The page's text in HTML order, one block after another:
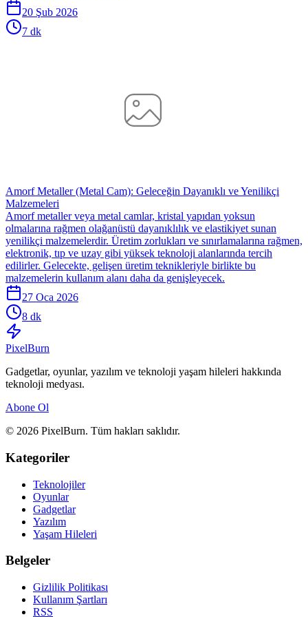
20 Şub 2026
7 dk
Amorf Metaller (Metal Cam): Geleceğin Dayanıklı ve Yenilikçi
Malzemeleri
Amorf metaller veya metal camlar, kristal yapıdan yoksun
olmalarına rağmen olağanüstü dayanıklılık ve elastikiyet sunan
yenilikçi malzemelerdir. Üretim zorlukları ve sınırlamalarına rağmen,
elektronik, tıp ve uzay gibi yüksek teknoloji alanlarında tercih
edilirler. Gelecekte, gelişen üretim teknikleriyle birlikte bu
malzemelerin kullanım alanı daha da genişleyecek.
27 Oca 2026
8 dk
PixelBurn
Gadgetlar, oyunlar, yazılım ve teknoloji yaşam hileleri hakkında
teknoloji medyası.
Abone Ol
© 2026 PixelBurn. Tüm hakları saklıdır.
Kategoriler
Teknolojiler
Oyunlar
Gadgetlar
Yazılım
Yaşam Hileleri
Belgeler
Gizlilik Politikası
Kullanım Şartları
RSS